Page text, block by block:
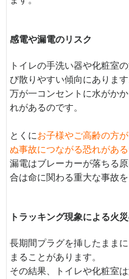
感電や漏電のリスク
トイレの手洗い器や化粧室
び散りやすい傾向にあります
万が一コンセントに水がか
れがあるのです。
とくにお子様やご高齢の方
ぬ事故につながる恐れがあ
漏電はブレーカーが落ちる
合は命に関わる重大な事故を
トラッキング現象による火
長期間プラグを挿したまま
まることがあります。
その結果、トイレや化粧室